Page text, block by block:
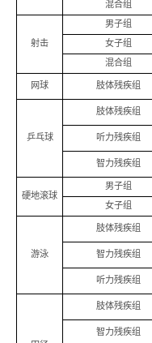
混合组
射击
男子组
女子组
混合组
网球 肢体残疾组
乒乓球
肢体残疾组
听力残疾组
智力残疾组
硬地滚球
男子组
女子组
游泳
肢体残疾组
智力残疾组
听力残疾组
肢体残疾组
智力残疾组